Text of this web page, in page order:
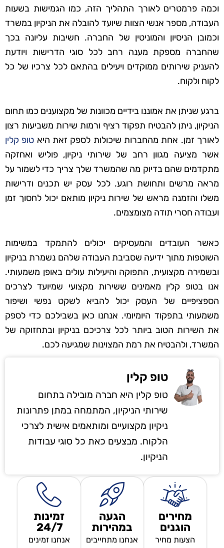
וכמה פרמטרים לאורך התהליך הזה, כמו הגמישות בשעות
העבודה, מספר אנשי הצוות שיועד להובלה את הניקיון במשרד
וכמובן הניסיון והמוניטין של החברה. חשיבות עליונה בכך
שהחברה מספקת מענה רחב לכל סוגי הדרישות ויודעת
להעניק שירותים ממוקדים ויעילים בהתאם לכל צרכיו של כל
לקוח ולקוח.
ברגע שניתן את אמוננו בידיים מכוונות של מקצוענים כמו תחום
הניקיון, ניתן להבטיח תפקוד רציף ורמות שירות משביעות רצון
לאורך זמן. אחת מהחברות שיכולות לספק זאת היא טופ קלין
אשר מציעה מגוון רחב של שירותי ניקיון, פוליש ואחזקה
מתקדמים שהם בדיוק מה שהמשרד שלך צריך כדי לשמור על
מראה מרשים ותחושת רוגע. לכל עסק יש תכנים ודרישות
משלו והזמנה מראש של שירות ניקיון מותאם יכול לחסוך זמן
ועבודה חסרי תודה מצומצמים.
כאשר העובדים והמעסיקים יכולים להתמקד במשימות
השוטפות מתוך ידיעה שסביבת העבודה שלהם נשמרת בניקיון
ובשמירה מקצועית, התפוקה והיעילות עולים באופן משמעותי.
אנו בטופ קלין מאמינים ששירות מקצועי שמיועד לצרכים
הספציפיים של העסק יכול להביא לשקט נפשי ושיפור
משמעותי בתפקוד היומיומי. אנחנו כאן בשבילכם כדי לספק
את השירות הטוב ביותר לכל צרכיכם בניקיון ובתחזוקה של
המשרד, ולהבטיח את רמת המצוינות שמגיעה לכם.
טופ קלין
טופ קלין היא חברה מובילה בתחום
שירותי הניקיון, המתמחה במתן פתרונות
ניקיון מקצועיים ומותאמים אישית לצרכי
הלקוח. מבצעים כאת כל סוגי עבודות
הניקיון.
מחירים
הוגנים
הצעות מחיר
הגעה
במהירות
אנחנו מתחייבים
זמינות
24/7
אנחנו זמינים